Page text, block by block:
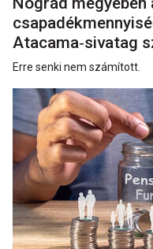
Atacama‑sivatag
Erre senki nem számított.